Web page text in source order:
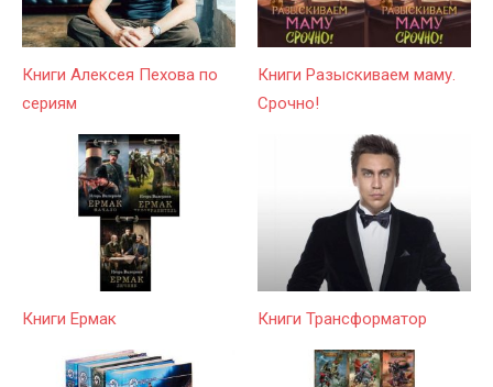
Книги Алексея Пехова по
сериям
Книги Разыскиваем маму.
Срочно!
Книги Ермак Книги Трансформатор